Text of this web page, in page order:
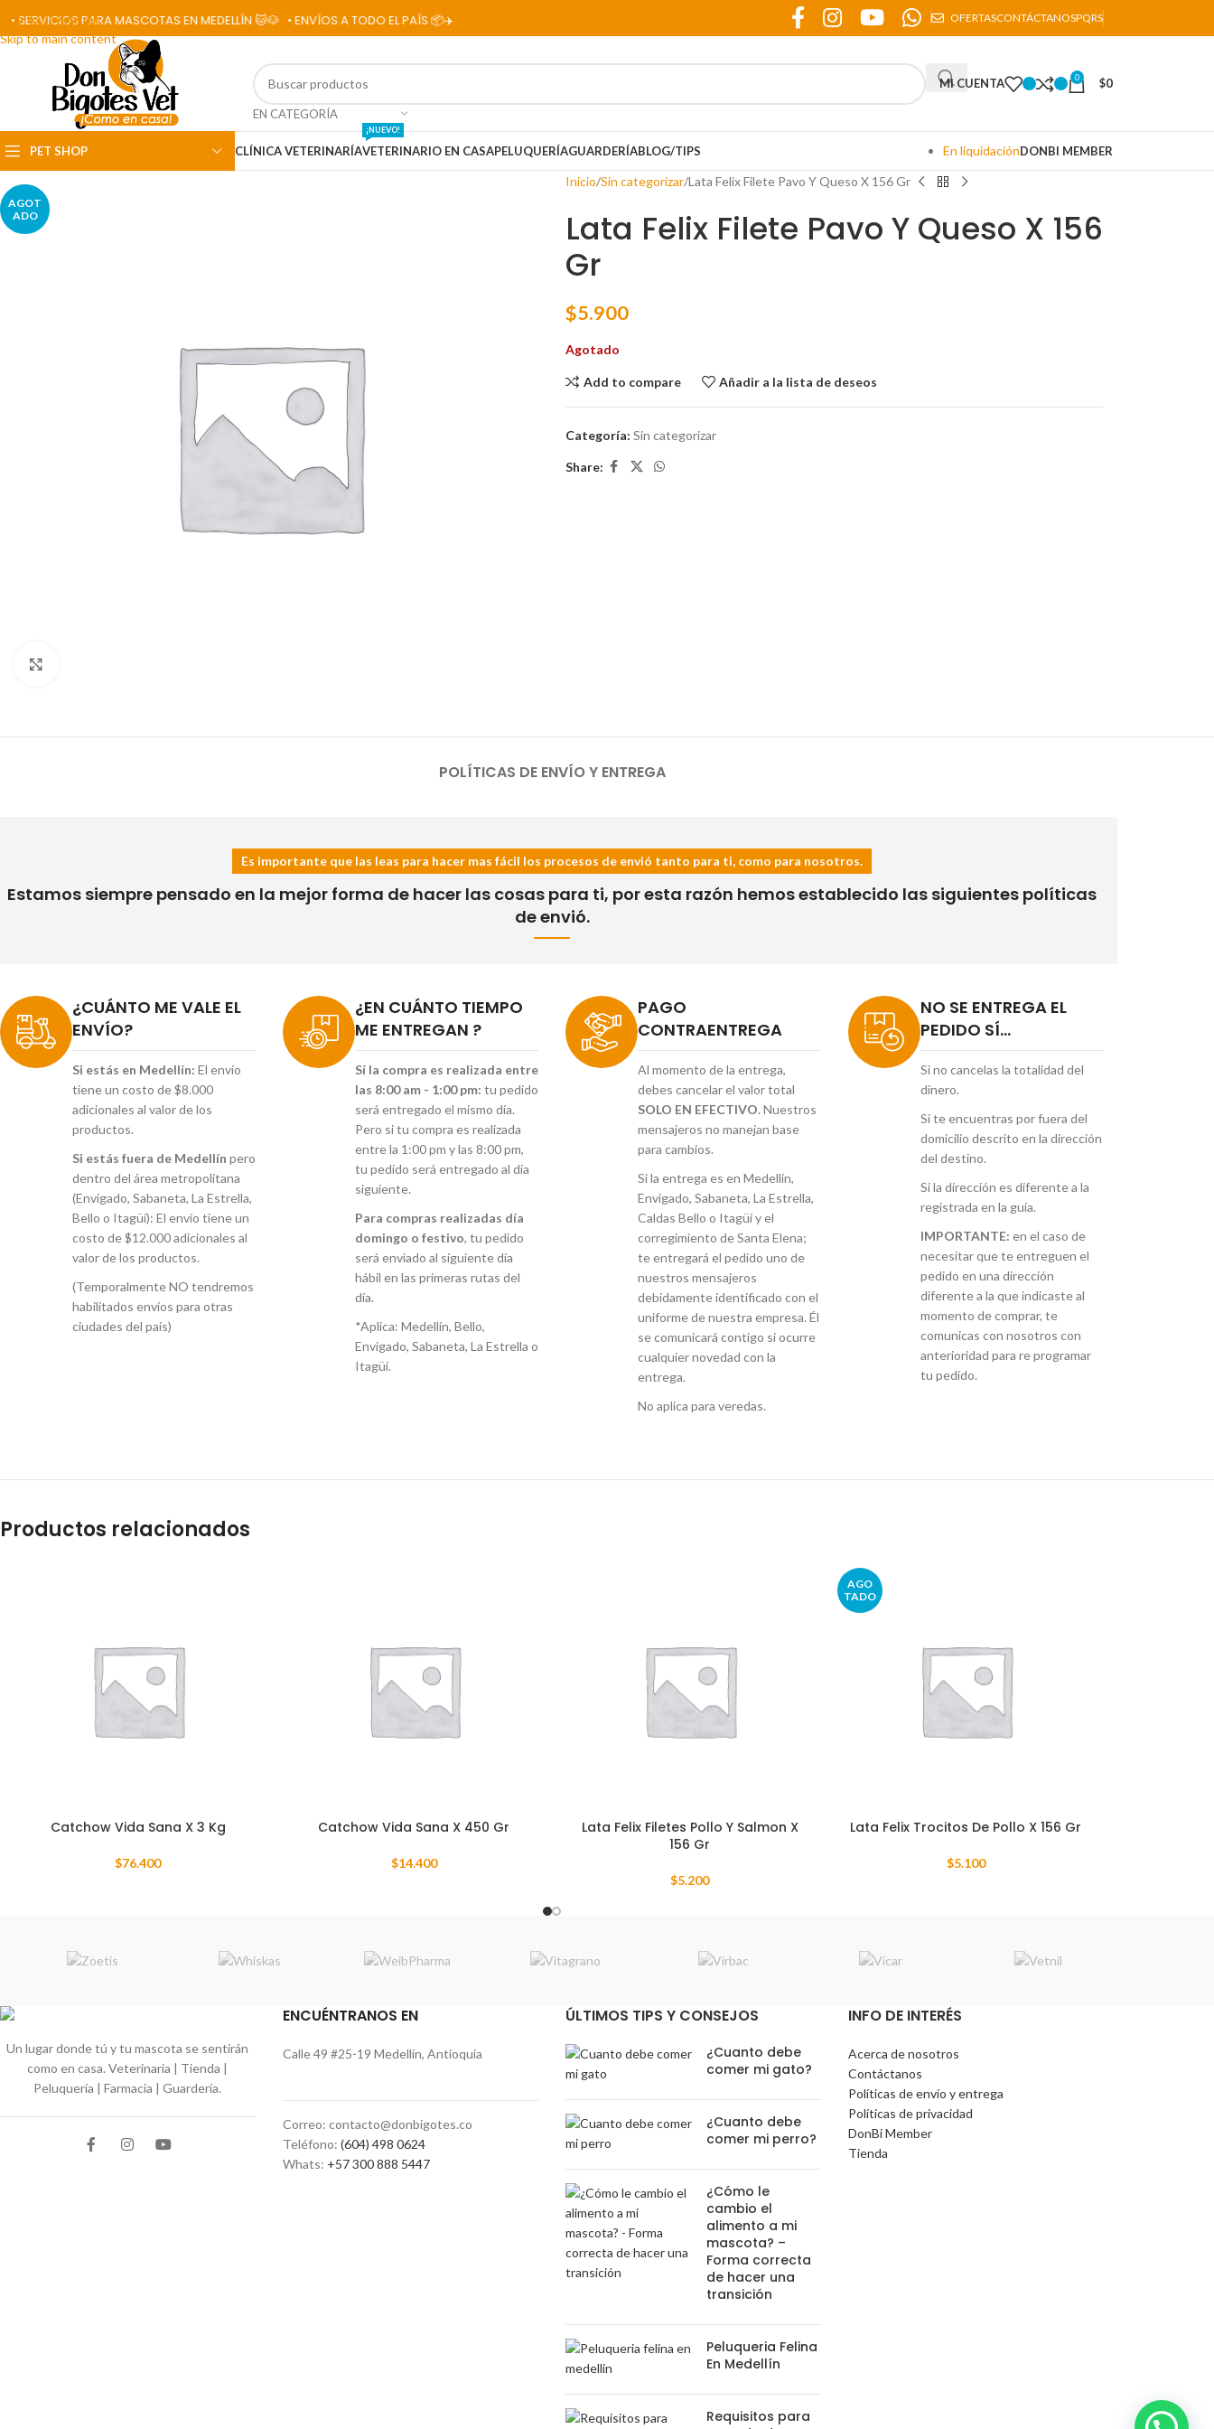
Skip to navigation
Skip to main content
PARA MASCOTAS EN MEDELLÍN 🐱🐶 • ENVÍOS A TODO EL PAÍS 📦✈️ OFERTASCONTÁCTANOSPQRS
EN CATEGORÍA
MI CUENTA 0 $0
PET SHOP CLÍNICA VETERINARÍAVETERINARIO EN CASA
¡NUEVO!
PELUQUERÍAGUARDERÍABLOG/TIPS En liquidaciónDONBI MEMBER
AGOT
ADO
Inicio Sin categorizar Lata Felix Filete Pavo Y Queso X 156 Gr
Lata Felix Filete Pavo Y Queso X 156
Gr
$5.900
Agotado
Add to compare Añadir a la lista de deseos
Categoría: Sin categorizar
Share:
POLÍTICAS DE ENVÍO Y ENTREGA
Es importante que las leas para hacer mas fácil los procesos de envió tanto para ti, como para nosotros.
Estamos siempre pensado en la mejor forma de hacer las cosas para ti, por esta razón hemos establecido las siguientes políticas
de envió.
¿CUÁNTO ME VALE EL
ENVÍO?
Si estás en Medellín: El envío
tiene un costo de $8.000
adicionales al valor de los
productos.
Si estás fuera de Medellín pero
dentro del área metropolitana
(Envigado, Sabaneta, La Estrella,
Bello o Itagüí): El envío tiene un
costo de $12.000 adicionales al
valor de los productos.
(Temporalmente NO tendremos
habilitados envíos para otras
ciudades del país)
¿EN CUÁNTO TIEMPO
ME ENTREGAN ?
Sí la compra es realizada entre
las 8:00 am - 1:00 pm: tu pedido
será entregado el mismo día.
Pero si tu compra es realizada
entre la 1:00 pm y las 8:00 pm,
tu pedido será entregado al día
siguiente.
Para compras realizadas día
domingo o festivo, tu pedido
será enviado al siguiente día
hábil en las primeras rutas del
día.
*Aplica: Medellín, Bello,
Envigado, Sabaneta, La Estrella o
Itagüí.
PAGO
CONTRAENTREGA
Al momento de la entrega,
debes cancelar el valor total
SOLO EN EFECTIVO. Nuestros
mensajeros no manejan base
para cambios.
Si la entrega es en Medellín,
Envigado, Sabaneta, La Estrella,
Caldas Bello o Itagüí y el
corregimiento de Santa Elena;
te entregará el pedido uno de
nuestros mensajeros
debidamente identificado con el
uniforme de nuestra empresa. Él
se comunicará contigo si ocurre
cualquier novedad con la
entrega.
No aplica para veredas.
NO SE ENTREGA EL
PEDIDO SÍ...
Si no cancelas la totalidad del
dinero.
Si te encuentras por fuera del
domicilio descrito en la dirección
del destino.
Si la dirección es diferente a la
registrada en la guía.
IMPORTANTE: en el caso de
necesitar que te entreguen el
pedido en una dirección
diferente a la que indicaste al
momento de comprar, te
comunicas con nosotros con
anterioridad para re programar
tu pedido.
Productos relacionados
Catchow Vida Sana X 3 Kg
$76.400
Catchow Vida Sana X 450 Gr
$14.400
Lata Felix Filetes Pollo Y Salmon X
156 Gr
$5.200
AGO
TADO
Lata Felix Trocitos De Pollo X 156 Gr
$5.100
Un lugar donde tú y tu mascota se sentirán
como en casa. Veterinaria | Tienda |
Peluquería | Farmacia | Guardería.
ENCUÉNTRANOS EN
Calle 49 #25-19 Medellín, Antioquia
Correo: contacto@donbigotes.co
Teléfono: (604) 498 0624
Whats: +57 300 888 5447
ÚLTIMOS TIPS Y CONSEJOS
¿Cuanto debe
comer mi gato?
¿Cuanto debe
comer mi perro?
¿Cómo le
cambio el
alimento a mi
mascota? –
Forma correcta
de hacer una
transición
Peluqueria Felina
En Medellín
Requisitos para
INFO DE INTERÉS
Acerca de nosotros
Contáctanos
Políticas de envío y entrega
Políticas de privacidad
DonBi Member
Tienda